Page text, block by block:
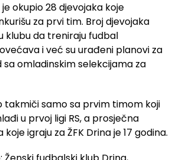
okupio 28 djevojaka koje
za prvi tim. Broj djevojaka
klubu da treniraju fudbal
i već su urađeni planovi za
sa omladinskim selekcijama za
takmiči samo sa prvim timom koji
u prvoj ligi RS, a prosječna
igraju za ŽFK Drina je 17 godina.